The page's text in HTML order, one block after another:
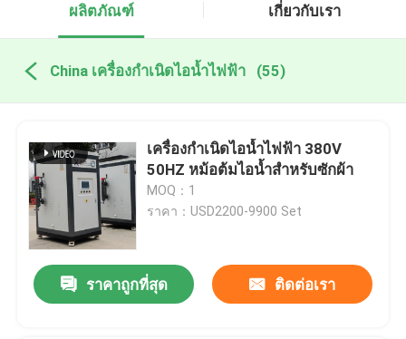
ผลิตภัณฑ์ เกี่ยวกับเรา
China เครื่องกำเนิดไอน้ำไฟฟ้า (55)
เครื่องกำเนิดไอน้ำไฟฟ้า 380V
50HZ หม้อต้มไอน้ำสำหรับซักผ้า
MOQ：1
ราคา：USD2200-9900 Set
ราคาถูกที่สุด ติดต่อเรา